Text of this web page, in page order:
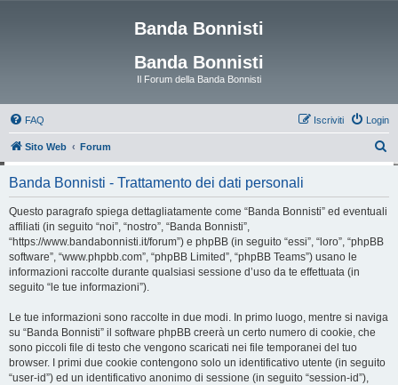
Banda Bonnisti
Banda Bonnisti
Il Forum della Banda Bonnisti
FAQ Login
Iscriviti
Sito Web Forum
Banda Bonnisti - Trattamento dei dati personali
Questo paragrafo spiega dettagliatamente come “Banda Bonnisti” ed eventuali
affiliati (in seguito “noi”, “nostro”, “Banda Bonnisti”,
“https://www.bandabonnisti.it/forum”) e phpBB (in seguito “essi”, “loro”, “phpBB
software”, “www.phpbb.com”, “phpBB Limited”, “phpBB Teams”) usano le
informazioni raccolte durante qualsiasi sessione d’uso da te effettuata (in
seguito “le tue informazioni”).
Le tue informazioni sono raccolte in due modi. In primo luogo, mentre si naviga
su “Banda Bonnisti” il software phpBB creerà un certo numero di cookie, che
sono piccoli file di testo che vengono scaricati nei file temporanei del tuo
browser. I primi due cookie contengono solo un identificativo utente (in seguito
“user-id”) ed un identificativo anonimo di sessione (in seguito “session-id”),